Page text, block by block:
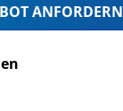
ANFORDERN